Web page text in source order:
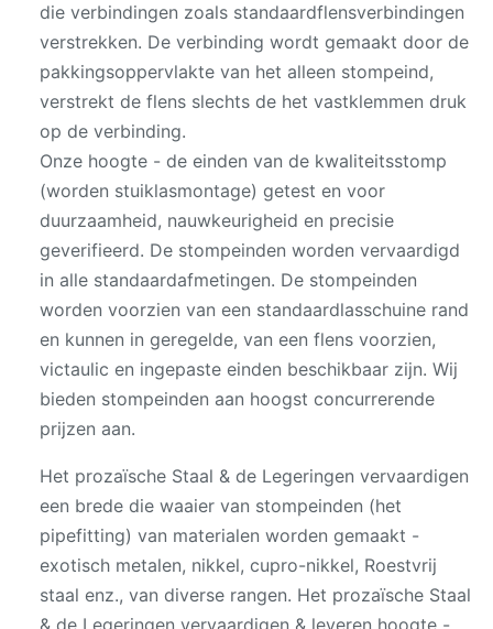
die verbindingen zoals standaardflensverbindingen
verstrekken. De verbinding wordt gemaakt door de
pakkingsoppervlakte van het alleen stompeind,
verstrekt de flens slechts de het vastklemmen druk
op de verbinding.
Onze hoogte - de einden van de kwaliteitsstomp
(worden stuiklasmontage) getest en voor
duurzaamheid, nauwkeurigheid en precisie
geverifieerd. De stompeinden worden vervaardigd
in alle standaardafmetingen. De stompeinden
worden voorzien van een standaardlasschuine rand
en kunnen in geregelde, van een flens voorzien,
victaulic en ingepaste einden beschikbaar zijn. Wij
bieden stompeinden aan hoogst concurrerende
prijzen aan.
Het prozaïsche Staal & de Legeringen vervaardigen
een brede die waaier van stompeinden (het
pipefitting) van materialen worden gemaakt -
exotisch metalen, nikkel, cupro-nikkel, Roestvrij
staal enz., van diverse rangen. Het prozaïsche Staal
& de Legeringen vervaardigen & leveren hoogte -